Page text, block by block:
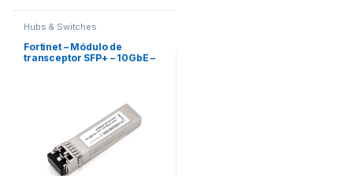
Hubs & Switches
Fortinet – Módulo de
transceptor SFP+ – 10GbE –